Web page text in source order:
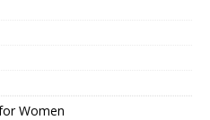
Women